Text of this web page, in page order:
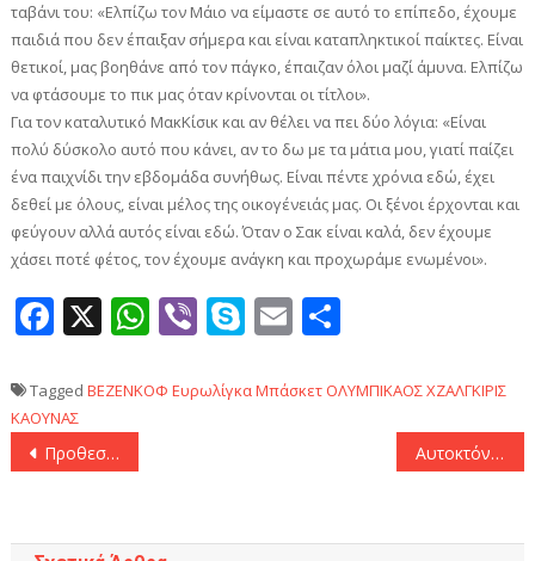
ταβάνι του: «Ελπίζω τον Μάιο να είμαστε σε αυτό το επίπεδο, έχουμε
παιδιά που δεν έπαιξαν σήμερα και είναι καταπληκτικοί παίκτες. Είναι
θετικοί, μας βοηθάνε από τον πάγκο, έπαιζαν όλοι μαζί άμυνα. Ελπίζω
να φτάσουμε το πικ μας όταν κρίνονται οι τίτλοι».
Για τον καταλυτικό ΜακΚίσικ και αν θέλει να πει δύο λόγια: «Είναι
πολύ δύσκολο αυτό που κάνει, αν το δω με τα μάτια μου, γιατί παίζει
ένα παιχνίδι την εβδομάδα συνήθως. Είναι πέντε χρόνια εδώ, έχει
δεθεί με όλους, είναι μέλος της οικογένειάς μας. Οι ξένοι έρχονται και
φεύγουν αλλά αυτός είναι εδώ. Όταν ο Σακ είναι καλά, δεν έχουμε
χάσει ποτέ φέτος, τον έχουμε ανάγκη και προχωράμε ενωμένοι».
Facebook
X WhatsApp
ViberSkype
Email
Tagged ΒΕΖΕΝΚΟΦ ΕυρωλίγκαΜπάσκετ ΟΛΥΜΠΙΚΑΟΣΧΖΑΛΓΚΙΡΙΣ
ΚΑΟΥΝΑΣ
Πλοήγηση
Προθεσμία για να απολογηθούν πήραν οι δύο συλληφθέντες για τη δολοφονία του 34χρονου Αυτοκτόνησε ο Άρης στη Σόφια κόντρα στη Χάποελ Ιερουσαλήμ (90-85)